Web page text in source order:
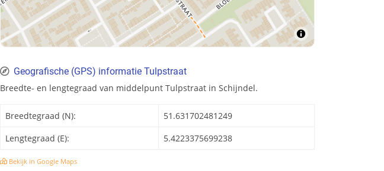
Geografische (GPS) informatie Tulpstraat
Breedte- en lengtegraad van middelpunt Tulpstraat in Schijndel.
Breedtegraad (N):
51.631702481249
Lengtegraad (E):
5.4223375699238
Bekijk in Google Maps